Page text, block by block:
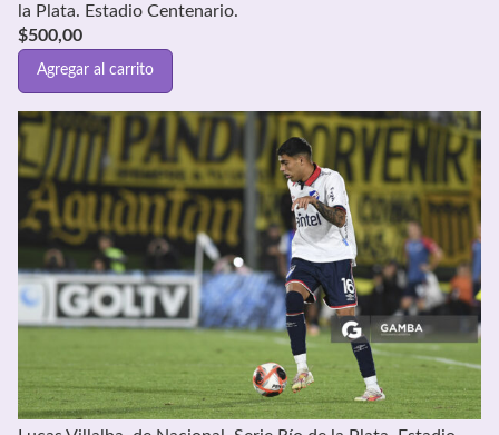
la Plata. Estadio Centenario.
$500,00
Agregar al carrito